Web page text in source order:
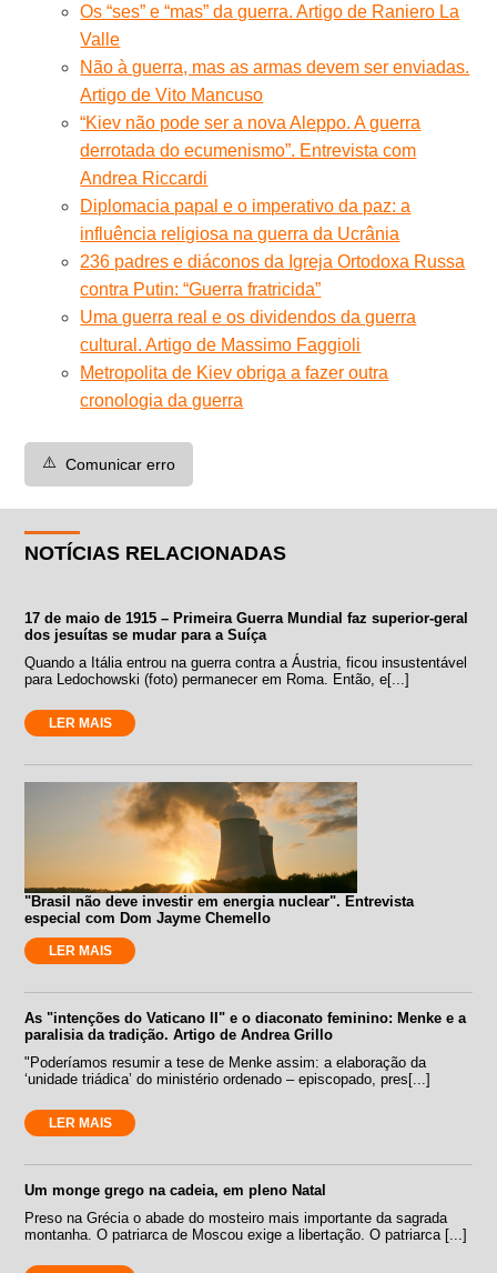
Os “ses” e “mas” da guerra. Artigo de Raniero La
Valle
Não à guerra, mas as armas devem ser enviadas.
Artigo de Vito Mancuso
“Kiev não pode ser a nova Aleppo. A guerra
derrotada do ecumenismo”. Entrevista com
Andrea Riccardi
Diplomacia papal e o imperativo da paz: a
influência religiosa na guerra da Ucrânia
236 padres e diáconos da Igreja Ortodoxa Russa
contra Putin: “Guerra fratricida”
Uma guerra real e os dividendos da guerra
cultural. Artigo de Massimo Faggioli
Metropolita de Kiev obriga a fazer outra
cronologia da guerra
⚠️ Comunicar erro
NOTÍCIAS RELACIONADAS
17 de maio de 1915 – Primeira Guerra Mundial faz superior-geral
dos jesuítas se mudar para a Suíça
Quando a Itália entrou na guerra contra a Áustria, ficou insustentável
para Ledochowski (foto) permanecer em Roma. Então, e[...]
LER MAIS
"Brasil não deve investir em energia nuclear". Entrevista
especial com Dom Jayme Chemello
LER MAIS
As "intenções do Vaticano II" e o diaconato feminino: Menke e a
paralisia da tradição. Artigo de Andrea Grillo
"Poderíamos resumir a tese de Menke assim: a elaboração da
‘unidade triádica’ do ministério ordenado – episcopado, pres[...]
LER MAIS
Um monge grego na cadeia, em pleno Natal
Preso na Grécia o abade do mosteiro mais importante da sagrada
montanha. O patriarca de Moscou exige a libertação. O patriarca [...]